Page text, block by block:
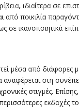
ιδιαίτερα σε
από ποικιλία
σε ικανοποιητικά
μέσα από διάφορες
στη
στιγμές.
εκδοχές